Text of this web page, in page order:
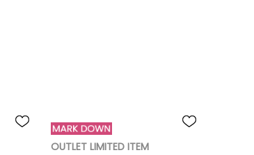
OUTLET LIMITED ITEM